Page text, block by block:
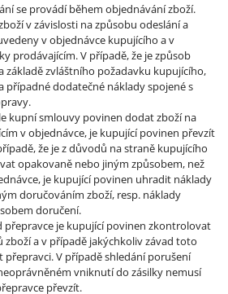
se provádí během objednávání zboží.
v závislosti na způsobu odeslání a
v objednávce kupujícího a v
prodávajícím. V případě, že je způsob
základě zvláštního požadavku kupujícího,
případné dodatečné náklady spojené s
kupní smlouvy povinen dodat zboží na
v objednávce, je kupující povinen převzít
že je z důvodů na straně kupujícího
opakovaně nebo jiným způsobem, než
je kupující povinen uhradit náklady
doručováním zboží, resp. náklady
doručení.
přepravce je kupující povinen zkontrolovat
zboží a v případě jakýchkoliv závad toto
přepravci. V případě shledání porušení
vniknutí do zásilky nemusí
převzít.